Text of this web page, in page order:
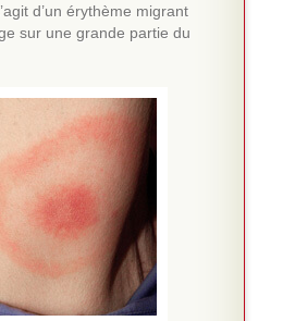
d’un érythème migrant
sur une grande partie du